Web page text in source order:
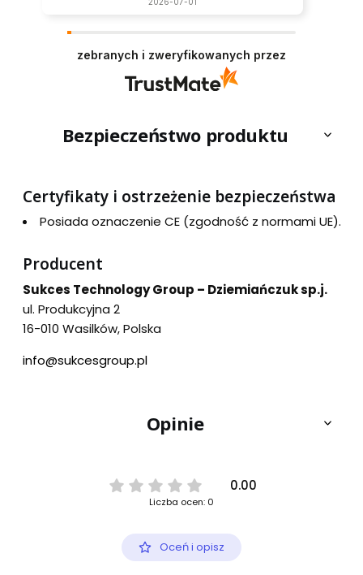
zebranych i zweryfikowanych przez
Bezpieczeństwo produktu
Certyfikaty i ostrzeżenie bezpieczeństwa
Posiada oznaczenie CE (zgodność z normami UE).
Producent
Sukces Technology Group – Dziemiańczuk sp.j.
ul. Produkcyjna 2
16-010 Wasilków, Polska
info@sukcesgroup.pl
Opinie
0.00
Liczba ocen: 0
Oceń i opisz